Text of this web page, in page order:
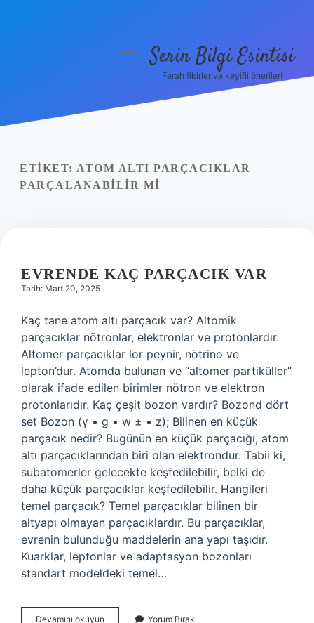
Yasal Uyarı
menüyüSerin Bilgi Esintisi
Ferah fikirler ve keyifli öneriler!
ETIKET: ATOM ALTI PARÇACIKLAR
PARÇALANABILIR MI
EVRENDE KAÇ PARÇACIK VAR
Tarih: Mart 20, 2025
Kaç tane atom altı parçacık var? Altomik
parçacıklar nötronlar, elektronlar ve protonlardır.
Altomer parçacıklar lor peynir, nötrino ve
lepton’dur. Atomda bulunan ve “altomer partiküller”
olarak ifade edilen birimler nötron ve elektron
protonlarıdır. Kaç çeşit bozon vardır? Bozond dört
set Bozon (γ • g • w ± • z); Bilinen en küçük
parçacık nedir? Bugünün en küçük parçacığı, atom
altı parçacıklarından biri olan elektrondur. Tabii ki,
subatomerler gelecekte keşfedilebilir, belki de
daha küçük parçacıklar keşfedilebilir. Hangileri
temel parçacık? Temel parçacıklar bilinen bir
altyapı olmayan parçacıklardır. Bu parçacıklar,
evrenin bulunduğu maddelerin ana yapı taşıdır.
Kuarklar, leptonlar ve adaptasyon bozonları
standart modeldeki temel…
Devamını okuyun Evrende
Yorum Bırak